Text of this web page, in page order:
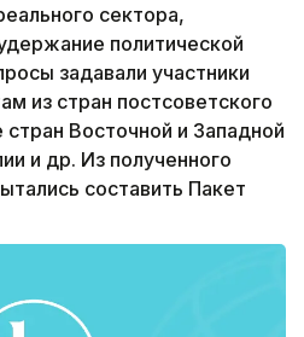
сектора,
политической
задавали участники
из стран постсоветского
Восточной и Западной
и др. Из полученного
составить Пакет